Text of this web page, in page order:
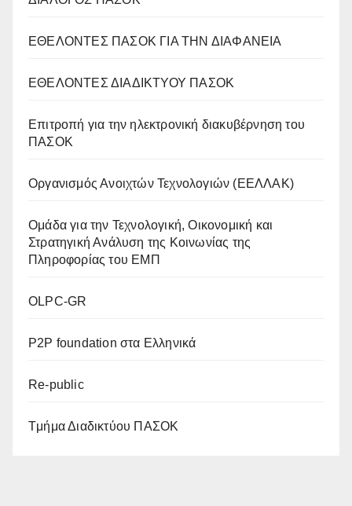
ΕΘΕΛΟΝΤΕΣ ΠΑΣΟΚ ΓΙΑ ΤΗΝ ΔΙΑΦΑΝΕΙΑ
ΕΘΕΛΟΝΤΕΣ ΔΙΑΔΙΚΤΥΟΥ ΠΑΣΟΚ
Επιτροπή για την ηλεκτρονική διακυβέρνηση του
ΠΑΣΟΚ
Οργανισμός Ανοιχτών Τεχνολογιών (ΕΕΛΛΑΚ)
Oμάδα για την Τεχνολογική, Οικονομική και
Στρατηγική Ανάλυση της Κοινωνίας της
Πληροφορίας του ΕΜΠ
OLPC-GR
P2P foundation στα Ελληνικά
Re-public
Tμήμα Διαδικτύου ΠΑΣΟΚ